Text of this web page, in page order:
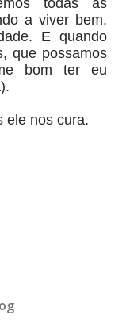
todas as
a viver bem,
E quando
que possamos
bom ter eu
ele nos cura.